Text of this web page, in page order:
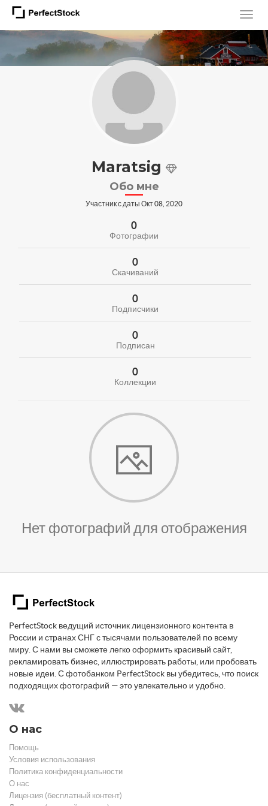
Maratsig
Обо мне
Участник с даты Окт 08, 2020
0
Фотографии
0
Скачиваний
0
Подписчики
0
Подписан
0
Коллекции
Нет фотографий для отображения
PerfectStock ведущий источник лицензионного контента в
России и странах СНГ с тысячами пользователей по всему
миру. С нами вы сможете легко оформить красивый сайт,
рекламировать бизнес, иллюстрировать работы, или пробовать
новые идеи. С фотобанком PerfectStock вы убедитесь, что поиск
подходящих фотографий — это увлекательно и удобно.
О нас
Помощь
Условия использования
Политика конфиденциальности
О нас
Лицензия (бесплатный контент)